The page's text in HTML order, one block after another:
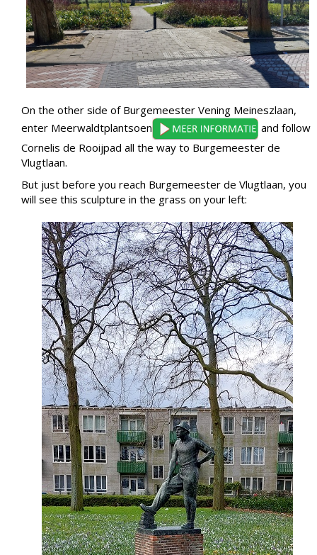
On the other side of Burgemeester Vening Meineszlaan,
enter Meerwaldtplantsoen
and follow
Cornelis de Rooijpad all the way to Burgemeester de
Vlugtlaan.
But just before you reach Burgemeester de Vlugtlaan, you
will see this sculpture in the grass on your left: